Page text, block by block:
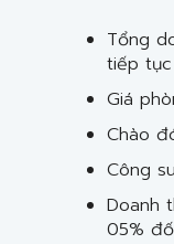
Tổng
tiếp
Giá
Chào
Công
Doanh
05%